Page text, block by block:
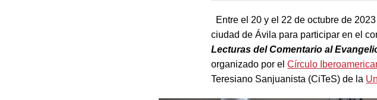
Entre el 20 y el 22 de octubre de
ciudad de Ávila para participar en el
Lecturas del Comentario al
organizado por elCírculo
Teresiano Sanjuanista (CiTeS) de la